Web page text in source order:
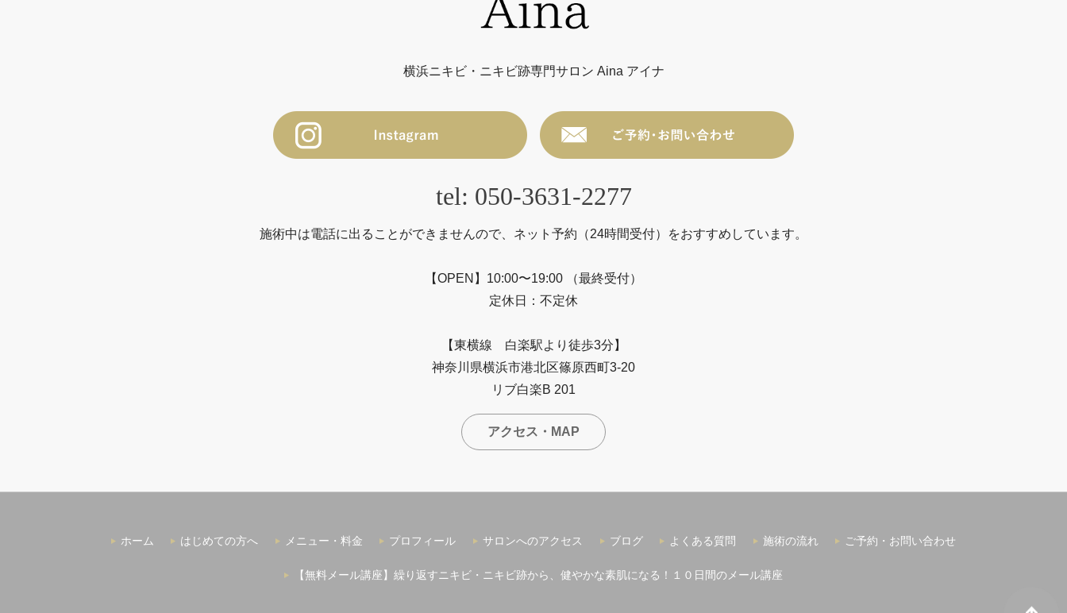
横浜ニキビ・ニキビ跡専門サロン Aina アイナ
tel: 050-3631-2277
施術中は電話に出ることができませんので、ネット予約（24時間受付）をおすすめしています。
【OPEN】10:00〜19:00 （最終受付）
定休日：不定休
【東横線 白楽駅より徒歩3分】
神奈川県横浜市港北区篠原西町3-20
リブ白楽B 201
アクセス・MAP
ホーム はじめての方へ メニュー・料金 プロフィール サロンへのアクセス ブログ よくある質問 施術の流れ ご予約・お問い合わせ
【無料メール講座】繰り返すニキビ・ニキビ跡から、健やかな素肌になる！１０日間のメール講座